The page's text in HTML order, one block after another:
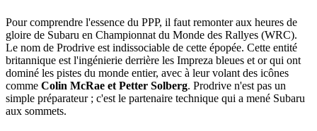
Pour comprendre l'essence du PPP, il faut remonter aux heures de
gloire de Subaru en Championnat du Monde des Rallyes (WRC).
Le nom de Prodrive est indissociable de cette épopée. Cette entité
britannique est l'ingénierie derrière les Impreza bleues et or qui ont
dominé les pistes du monde entier, avec à leur volant des icônes
comme Colin McRae et Petter Solberg. Prodrive n'est pas un
simple préparateur ; c'est le partenaire technique qui a mené Subaru
aux sommets.